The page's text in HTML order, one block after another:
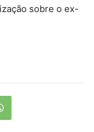
sobre o ex-